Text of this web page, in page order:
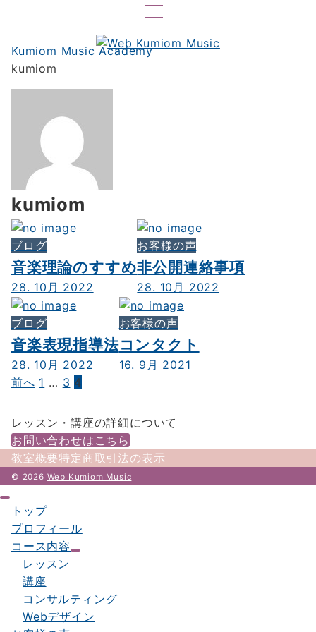
Kumiom Music Academy
kumiom
kumiom
ブログ
音楽理論のすすめ
28. 10月 2022
お客様の声
非公開連絡事項
28. 10月 2022
ブログ
音楽表現指導法
28. 10月 2022
お客様の声
コンタクト
16. 9月 2021
投
の
ペ
ー
ジ
送
り
前へ 1 … 3 4
レッスン・講座の詳細について
お問い合わせはこちら
教室概要特定商取引法の表示
© 2026 Web Kumiom Music
トップ
プロフィール
コース内容
レッスン
講座
コンサルティング
Webデザイン